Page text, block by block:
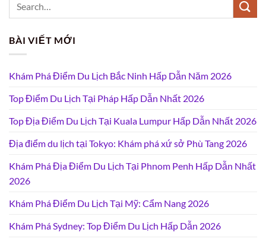
BÀI VIẾT MỚI
Khám Phá Điểm Du Lịch Bắc Ninh Hấp Dẫn Năm 2026
Top Điểm Du Lịch Tại Pháp Hấp Dẫn Nhất 2026
Top Địa Điểm Du Lịch Tại Kuala Lumpur Hấp Dẫn Nhất 2026
Địa điểm du lịch tại Tokyo: Khám phá xứ sở Phù Tang 2026
Khám Phá Địa Điểm Du Lịch Tại Phnom Penh Hấp Dẫn Nhất
2026
Khám Phá Điểm Du Lịch Tại Mỹ: Cẩm Nang 2026
Khám Phá Sydney: Top Điểm Du Lịch Hấp Dẫn 2026